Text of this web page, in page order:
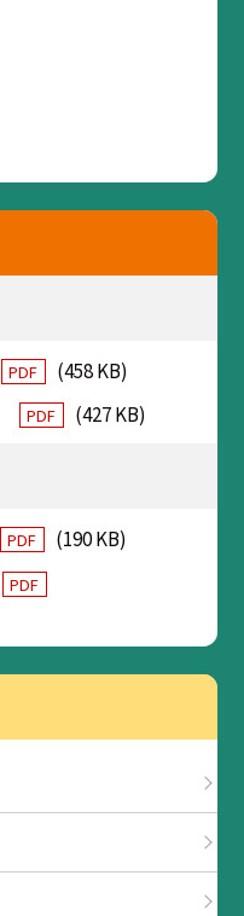
PDF
(458 KB)
PDF (427 KB)
PDF
(190 KB)
PDF